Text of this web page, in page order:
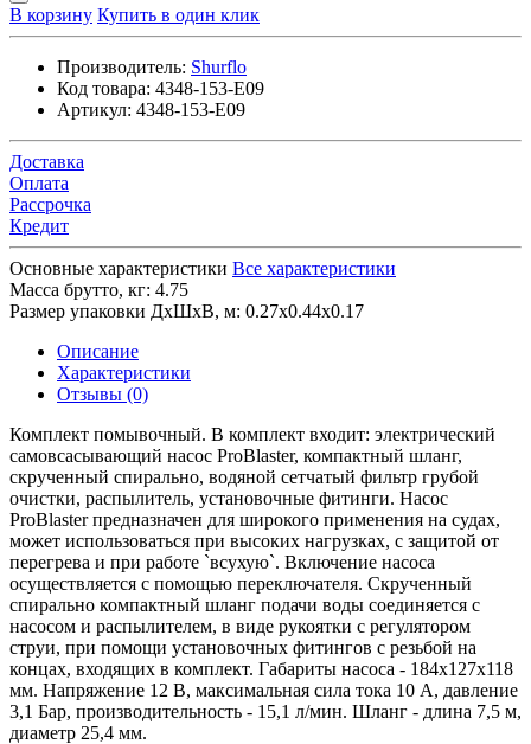
В корзину Купить в один клик
Производитель: Shurflo
Код товара: 4348-153-E09
Артикул: 4348-153-E09
Доставка
Оплата
Рассрочка
Кредит
Основные характеристики Все характеристики
Масса брутто, кг: 4.75
Размер упаковки ДхШхВ, м: 0.27x0.44x0.17
Описание
Характеристики
Отзывы (0)
Комплект помывочный. В комплект входит: электрический
самовсасывающий насос ProBlaster, компактный шланг,
скрученный спирально, водяной сетчатый фильтр грубой
очистки, распылитель, установочные фитинги. Насос
ProBlaster предназначен для широкого применения на судах,
может использоваться при высоких нагрузках, с защитой от
перегрева и при работе `всухую`. Включение насоса
осуществляется с помощью переключателя. Скрученный
спирально компактный шланг подачи воды соединяется с
насосом и распылителем, в виде рукоятки с регулятором
струи, при помощи установочных фитингов с резьбой на
концах, входящих в комплект. Габариты насоса - 184х127х118
мм. Напряжение 12 В, максимальная сила тока 10 А, давление
3,1 Бар, производительность - 15,1 л/мин. Шланг - длина 7,5 м,
диаметр 25,4 мм.